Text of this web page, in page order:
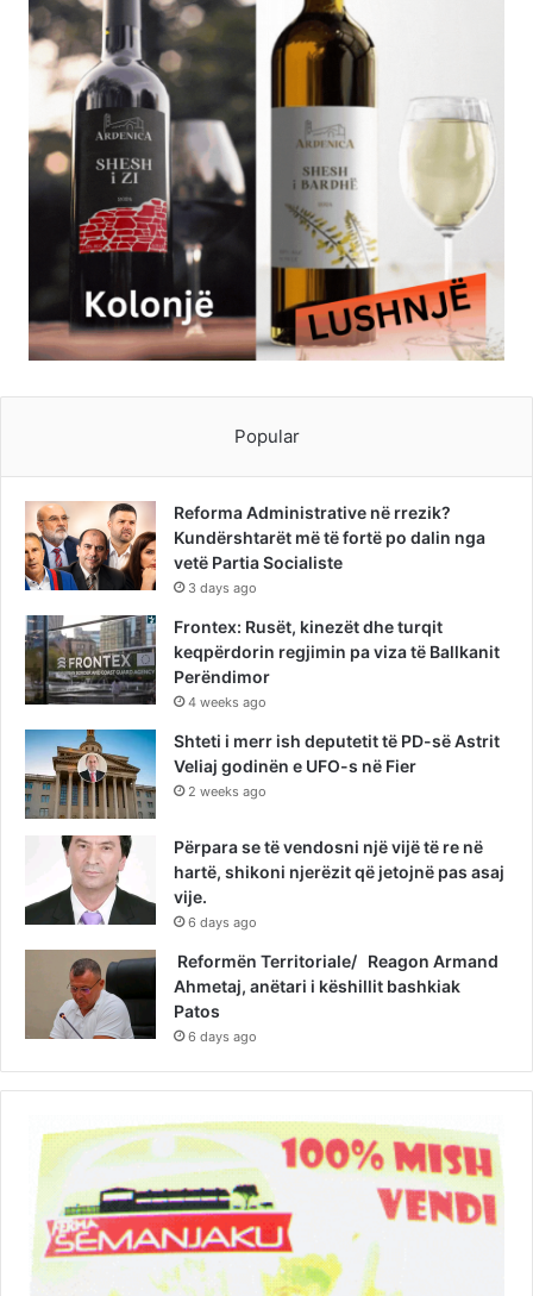
Popular
Reforma Administrative në rrezik?
Kundërshtarët më të fortë po dalin nga
vetë Partia Socialiste
3 days ago
Frontex: Rusët, kinezët dhe turqit
keqpërdorin regjimin pa viza të Ballkanit
Perëndimor
4 weeks ago
Shteti i merr ish deputetit të PD-së Astrit
Veliaj godinën e UFO-s në Fier
2 weeks ago
Përpara se të vendosni një vijë të re në
hartë, shikoni njerëzit që jetojnë pas asaj
vije.
6 days ago
Reformën Territoriale/ Reagon Armand
Ahmetaj, anëtari i këshillit bashkiak
Patos
6 days ago